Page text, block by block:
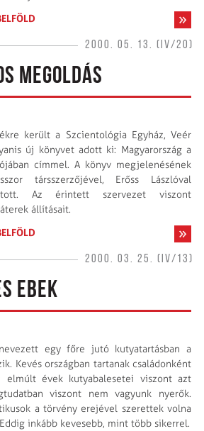
2000. 05. 13. (IV/20)
MEGOLDÁS
került a Szcientológia Egyház, Veér
új könyvet adott ki: Magyarország a
címmel. A könyv megjelenésének
társszerzőjével, Erőss Lászlóval
Az érintett szervezet viszont
állításait.
2000. 03. 25. (IV/13)
EBEK
egy főre jutó kutyatartásban a
Kevés országban tartanak családonként
elmúlt évek kutyabalesetei viszont azt
viszont nem vagyunk nyerők.
a törvény erejével szerettek volna
inkább kevesebb, mint több sikerrel.